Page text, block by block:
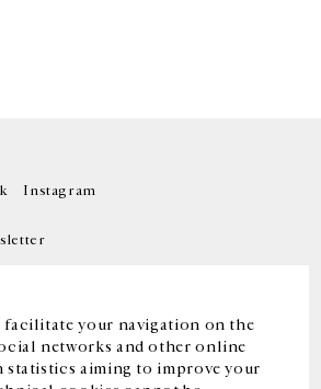
facilitate your navigation on the
networks and other online
statistics aiming to improve your
Instagram